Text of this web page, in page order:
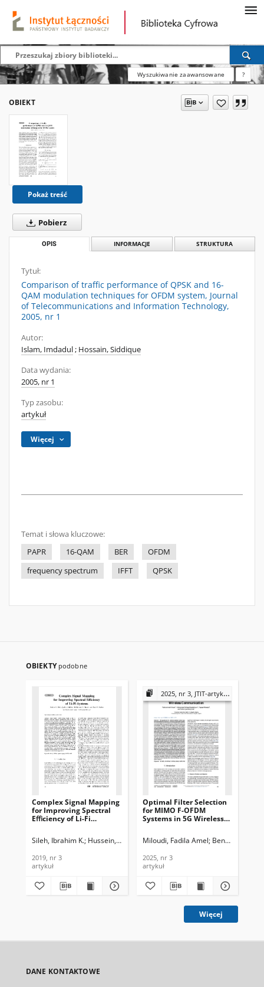
Wyszukiwanie zaawansowane ?
OBIEKT
Pokaż treść
Pobierz
OPIS INFORMACJE STRUKTURA
Tytuł:
Comparison of traffic performance of QPSK and 16-
QAM modulation techniques for OFDM system, Journal
of Telecommunications and Information Technology,
2005, nr 1
Autor:
Islam, Imdadul; Hossain, Siddique
Data wydania:
2005, nr 1
Typ zasobu:
artykuł
Więcej
Temat i słowa kluczowe:
PAPR
16-QAM BER
OFDM
frequency spectrum
IFFT QPSK
OBIEKTY podobne
Complex Signal Mapping
for Improving Spectral
Eﬃciency of Li-Fi
Information Technology,
Sileh, Ibrahim K. Hussein, Mohammed K. Abdulkaﬁ, Ayad A.
2019, nr 3
artykuł
2025, nr 3, JTIT-artykuły
Optimal Filter Selection
for MIMO F-OFDM
Systems in 5G Wireless
and Information
Miloudi, Fadila Amel Bendelhoum,
2025, nr 3
artykuł
Więcej
DANE KONTAKTOWE